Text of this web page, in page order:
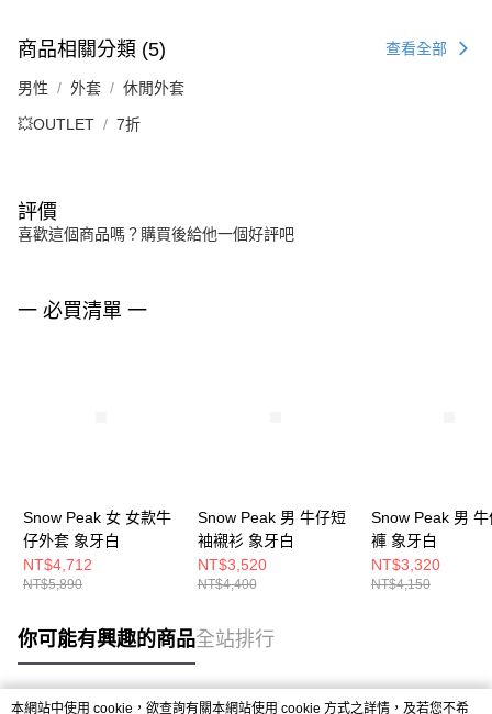
商品相關分類 (5) 查看全部
男性 外套 休閒外套
💥OUTLET 7折
評價
喜歡這個商品嗎？購買後給他一個好評吧
一 必買清單 一
Snow Peak 女 女款牛
仔外套 象牙白
NT$4,712
NT$5,890
Snow Peak 男 牛仔短
袖襯衫 象牙白
NT$3,520
NT$4,400
Snow Peak 男 牛
褲 象牙白
NT$3,320
NT$4,150
你可能有興趣的商品全站排行
本網站中使用 cookie，欲查詢有關本網站使用 cookie 方式之詳情，及若您不希